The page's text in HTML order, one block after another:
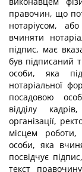
правочин, що
нотаріусом,
вчиняти
підпис, має
був підписаний
особи, яка
нотаріальної
посадовою
відділу
організації,
місцем
особи, яка
посвідчує
текст